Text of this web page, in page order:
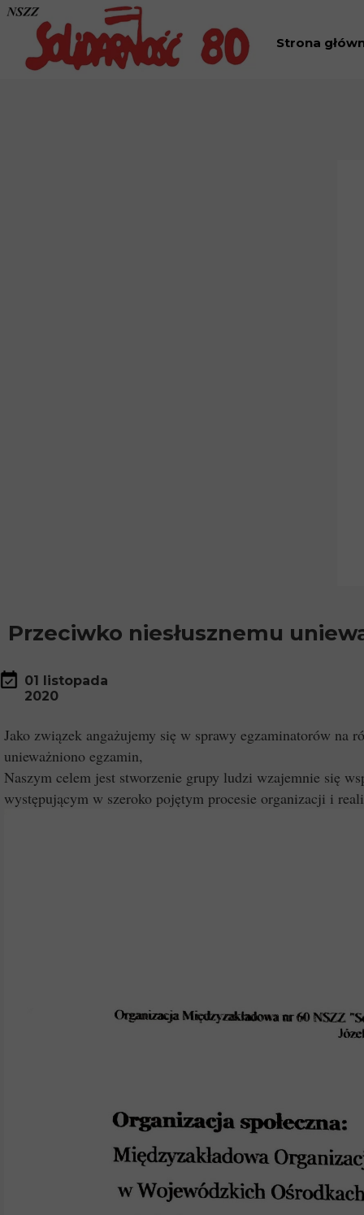
01 listopada
2020
Jako związek angażujemy się w sprawy egzaminatorów na
unieważniono egzamin,
Naszym celem jest stworzenie grupy ludzi wzajemnie się
występującym w szeroko pojętym procesie organizacji i
Przeciwko niesłusznemu
Strona